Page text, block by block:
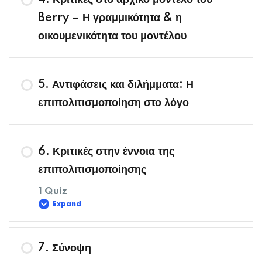
πλαίσια, σκεφτείτε
Berry – Η γραμμικότητα & η
οικουμενικότητα του μοντέλου
5. Αντιφάσεις και διλήμματα: Η
επιπολιτισμοποίηση στο λόγο
6. Κριτικές στην έννοια της
επιπολιτισμοποίησης
1 Quiz
Expand
Περιεχόμενο Μαθήματος
7. Σύνοψη